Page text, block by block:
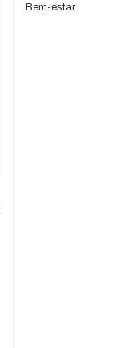
Bem-estar